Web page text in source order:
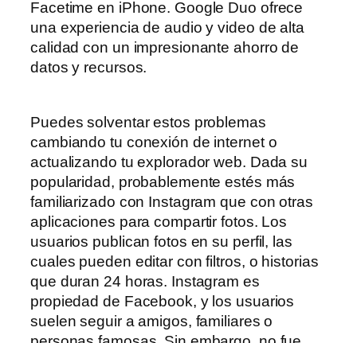
Facetime en iPhone. Google Duo ofrece
una experiencia de audio y video de alta
calidad con un impresionante ahorro de
datos y recursos.
Puedes solventar estos problemas
cambiando tu conexión de internet o
actualizando tu explorador web. Dada su
popularidad, probablemente estés más
familiarizado con Instagram que con otras
aplicaciones para compartir fotos. Los
usuarios publican fotos en su perfil, las
cuales pueden editar con filtros, o historias
que duran 24 horas. Instagram es
propiedad de Facebook, y los usuarios
suelen seguir a amigos, familiares o